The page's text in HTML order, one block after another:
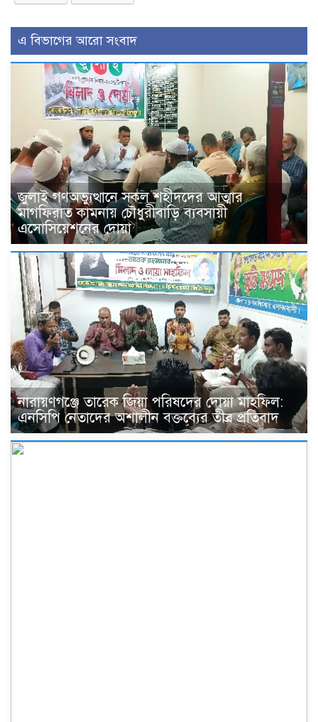
এ বিভাগের আরো সংবাদ
জুলাই গণঅভ্যুত্থানে সকল শহীদদের আত্মার
মাগফিরাত কামনায় চৌধুরীবাড়ি ব্যবসায়ী
এসোসিয়েশনের দোয়া
নারায়ণগঞ্জে তারেক জিয়া পরিষদের দোয়া মাহফিল:
এনসিপি নেতাদের অশালীন বক্তব্যের তীব্র প্রতিবাদ